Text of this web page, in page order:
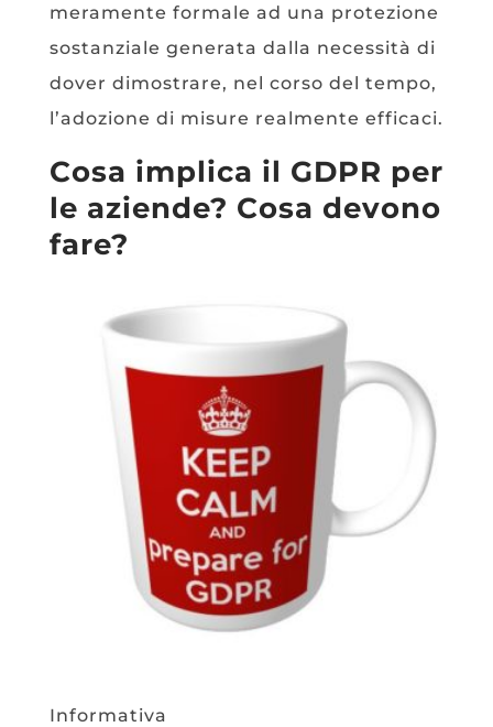
meramente formale ad una protezione
sostanziale generata dalla necessità di
dover dimostrare, nel corso del tempo,
l’adozione di misure realmente efficaci.
Cosa implica il GDPR per
le aziende? Cosa devono
fare?
Informativa